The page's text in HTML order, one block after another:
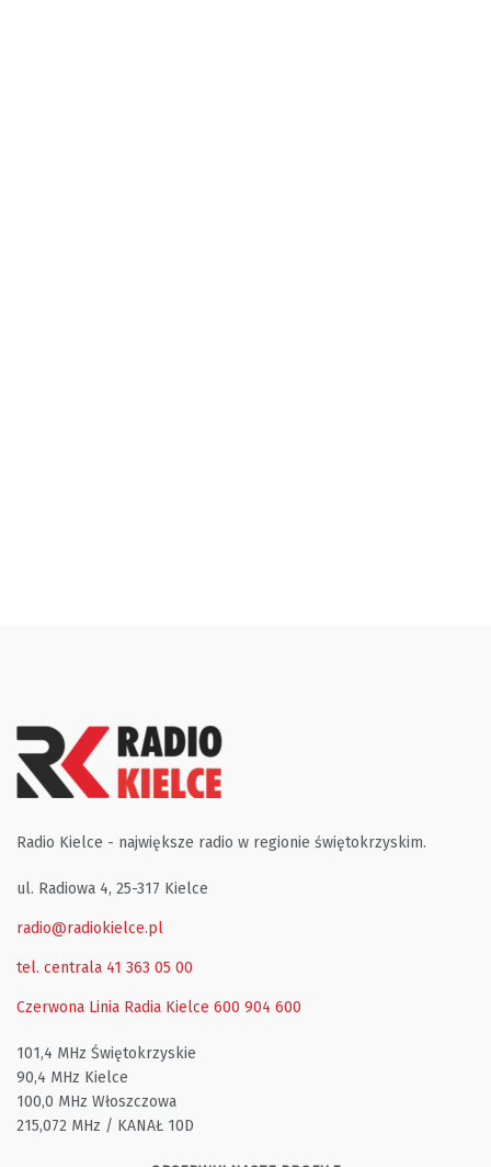
Radio Kielce - największe radio w regionie świętokrzyskim.
ul. Radiowa 4, 25-317 Kielce
radio@radiokielce.pl
tel. centrala 41 363 05 00
Czerwona Linia Radia Kielce 600 904 600
101,4 MHz Świętokrzyskie
90,4 MHz Kielce
100,0 MHz Włoszczowa
215,072 MHz / KANAŁ 10D